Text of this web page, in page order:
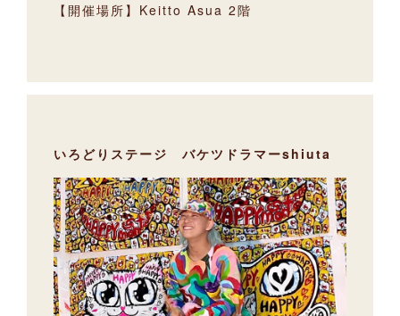
【開催場所】Keitto Asua 2階
いろどりステージ バケツドラマーshiuta